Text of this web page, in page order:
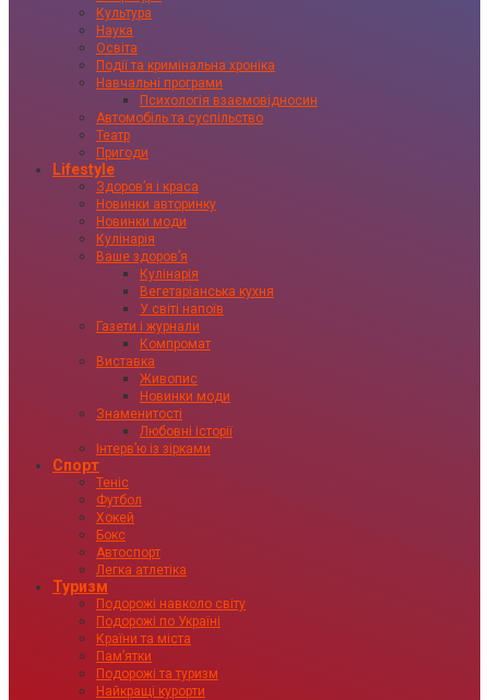
Культура
Наука
Освіта
Події та кримінальна хроніка
Навчальні програми
Психологія взаємовідносин
Автомобіль та суспільство
Театр
Пригоди
Lifestyle
Здоровʼя і краса
Новинки авторинку
Новинки моди
Кулінарія
Ваше здоровʼя
Кулінарія
Вегетаріанська кухня
У світі напоїв
Газети і журнали
Компромат
Виставка
Живопис
Новинки моди
Знаменитості
Любовні історії
Інтервʼю із зірками
Спорт
Теніс
Футбол
Хокей
Бокс
Автоспорт
Легка атлетіка
Туризм
Подорожі навколо світу
Подорожі по Україні
Країни та міста
Пам’ятки
Подорожі та туризм
Найкращі курорти